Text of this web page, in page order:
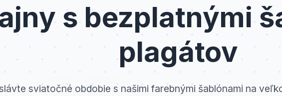
s bezplatnými
plagátov
sviatočné obdobie s našimi farebnými šablónami na